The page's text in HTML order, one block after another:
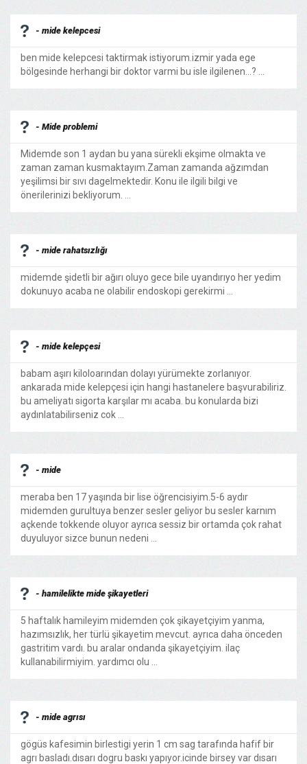
- mide kelepcesi
ben mide kelepcesi taktirmak istiyorum.izmir yada ege
bölgesinde herhangi bir doktor varmi bu isle ilgilenen...? ...
- Mide problemi
Midemde son 1 aydan bu yana sürekli ekşime olmakta ve
zaman zaman kusmaktayım.Zaman zamanda ağzımdan
yeşilimsi bir sıvı dagelmektedir. Konu ile ilgili bilgi ve
önerilerinizi bekliyorum. ...
- mide rahatsızlığı
midemde şidetli bir ağırı oluyo gece bile uyandırıyo her yedim
dokunuyo acaba ne olabilir endoskopi gerekirmi ...
- mide kelepçesi
babam aşırı kiloloarından dolayı yürümekte zorlanıyor.
ankarada mide kelepçesi için hangi hastanelere başvurabiliriz.
bu ameliyatı sigorta karşılar mı acaba. bu konularda bizi
aydınlatabilirseniz cok ...
- mide
meraba ben 17 yaşında bir lise öğrencisiyim.5-6 aydır
midemden gurultuya benzer sesler geliyor bu sesler karnım
açkende tokkende oluyor ayrıca sessiz bir ortamda çok rahat
duyuluyor sizce bunun nedeni ...
- hamilelikte mide şikayetleri
5 haftalık hamileyim midemden çok şikayetçiyim yanma,
hazımsızlık, her türlü şikayetim mevcut. ayrıca daha önceden
gastritim vardı. bu aralar ondanda şikayetçiyim. ilaç
kullanabilirmiyim. yardımcı olu ...
- mide agrısı
gögüs kafesimin birlestigi yerin 1 cm sag tarafında hafif bir
agrı basladı.dısarı dogru baskı yapıyor.icinde birsey var dısarı